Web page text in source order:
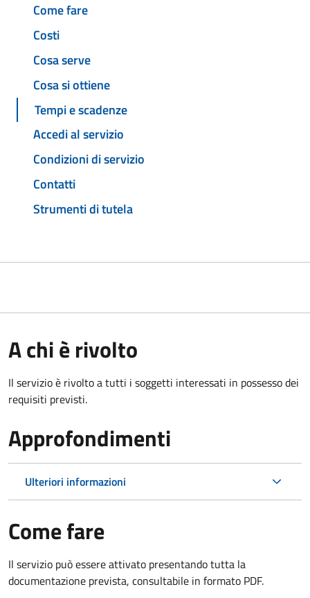
Come fare
Costi
Cosa serve
Cosa si ottiene
Tempi e scadenze
Accedi al servizio
Condizioni di servizio
Contatti
Strumenti di tutela
A chi è rivolto
Il servizio è rivolto a tutti i soggetti interessati in possesso dei
requisiti previsti.
Approfondimenti
Ulteriori informazioni
Come fare
Il servizio può essere attivato presentando tutta la
documentazione prevista, consultabile in formato PDF.